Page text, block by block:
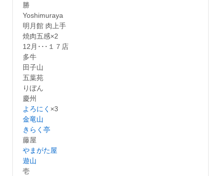
勝
Yoshimuraya
明月館 肉上手
焼肉五感×2
12月･･･１７店
多牛
田子山
五葉苑
りぼん
慶州
よろにく ×3
金竜山
きらく亭
藤屋
やまがた屋
遊山
壱